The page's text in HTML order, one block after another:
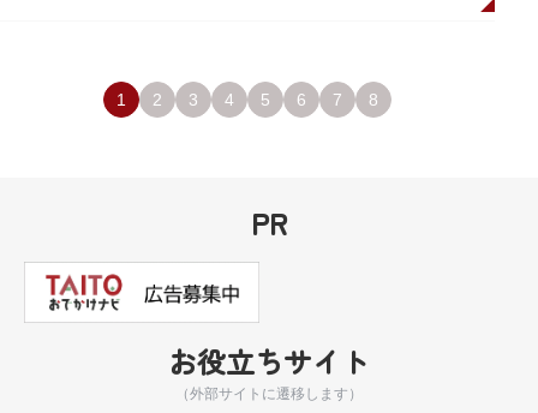
が濃密な空間を作り出す「五典の池」を中心とした中庭、日本における屋上
値も感じられる施設です。朝倉の芸術思想の特質である自然観を表す庭園
は、その芸術上・観賞上の価値が評価され、敷地全体が「旧朝倉文夫氏庭
1 2 3 4 5 6 7 8
PR
お役立ちサイト
（外部サイトに遷移します）